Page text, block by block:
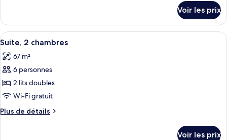
Suite,
chambres,
cheminée
le
type
de
Suite,
2
cheminée
Voir les prix
Afficher
toutes
les
photos
pour
ce
type
de
Une cuisine de taille réduite, dotée
5
Suite, 2 chambres
67 m²
6 personnes
2 lits doubles
Wi-Fi gratuit
Plus de détails
Plus
Voir les prix